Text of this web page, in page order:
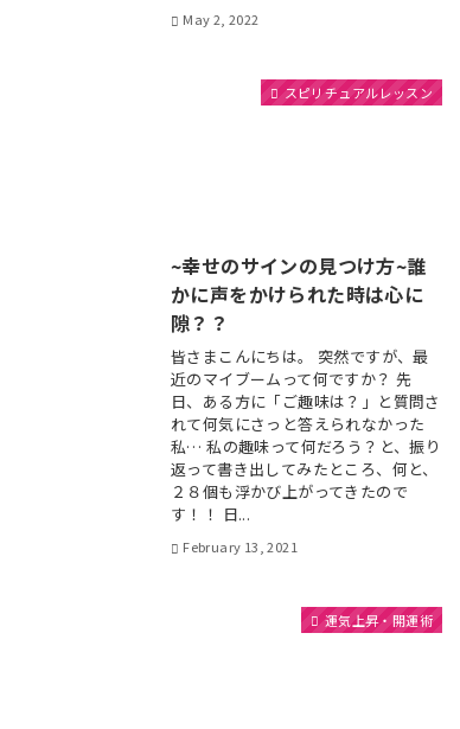
May 2, 2022
スピリチュアルレッスン
~幸せのサインの見つけ方~誰
かに声をかけられた時は心に
隙？？
皆さまこんにちは。 突然ですが、最
近のマイブームって何ですか？ 先
日、ある方に「ご趣味は？」と質問さ
れて何気にさっと答えられなかった
私… 私の趣味って何だろう？と、振り
返って書き出してみたところ、何と、
２８個も浮かび上がってきたので
す！！ 日...
February 13, 2021
運気上昇・開運術